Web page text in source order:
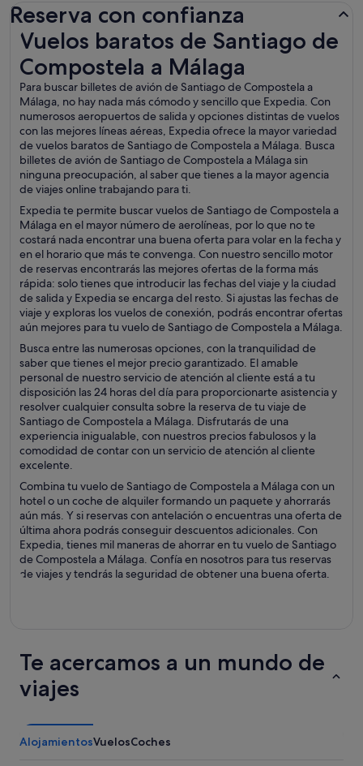
Reserva con confianza
Vuelos baratos de Santiago de
Compostela a Málaga
Para buscar billetes de avión de Santiago de Compostela a
Málaga, no hay nada más cómodo y sencillo que Expedia. Con
numerosos aeropuertos de salida y opciones distintas de vuelos
con las mejores líneas aéreas, Expedia ofrece la mayor variedad
de vuelos baratos de Santiago de Compostela a Málaga. Busca
billetes de avión de Santiago de Compostela a Málaga sin
ninguna preocupación, al saber que tienes a la mayor agencia
de viajes online trabajando para ti.
Expedia te permite buscar vuelos de Santiago de Compostela a
Málaga en el mayor número de aerolíneas, por lo que no te
costará nada encontrar una buena oferta para volar en la fecha y
en el horario que más te convenga. Con nuestro sencillo motor
de reservas encontrarás las mejores ofertas de la forma más
rápida: solo tienes que introducir las fechas del viaje y la ciudad
de salida y Expedia se encarga del resto. Si ajustas las fechas de
viaje y exploras los vuelos de conexión, podrás encontrar ofertas
aún mejores para tu vuelo de Santiago de Compostela a Málaga.
Busca entre las numerosas opciones, con la tranquilidad de
saber que tienes el mejor precio garantizado. El amable
personal de nuestro servicio de atención al cliente está a tu
disposición las 24 horas del día para proporcionarte asistencia y
resolver cualquier consulta sobre la reserva de tu viaje de
Santiago de Compostela a Málaga. Disfrutarás de una
experiencia inigualable, con nuestros precios fabulosos y la
comodidad de contar con un servicio de atención al cliente
excelente.
Combina tu vuelo de Santiago de Compostela a Málaga con un
hotel o un coche de alquiler formando un paquete y ahorrarás
aún más. Y si reservas con antelación o encuentras una oferta de
última ahora podrás conseguir descuentos adicionales. Con
Expedia, tienes mil maneras de ahorrar en tu vuelo de Santiago
de Compostela a Málaga. Confía en nosotros para tus reservas
de viajes y tendrás la seguridad de obtener una buena oferta.
Vuelos baratos de Santiago de Compostela a Málaga
Te acercamos a un mundo de
viajes
AlojamientosVuelosCoches